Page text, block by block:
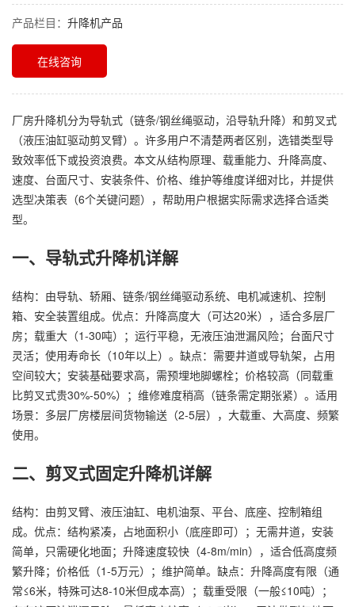
产品栏目： 升降机产品
在线咨询
厂房升降机分为导轨式（链条/钢丝绳驱动，沿导轨升降）和剪叉式
（液压油缸驱动剪叉臂）。许多用户不清楚两者区别，选错类型导
致效率低下或投资浪费。本文从结构原理、载重能力、升降高度、
速度、台面尺寸、安装条件、价格、维护等维度详细对比，并提供
选型决策表（6个关键问题），帮助用户根据实际需求选择合适类
型。
一、导轨式升降机详解
结构：由导轨、轿厢、链条/钢丝绳驱动系统、电机减速机、控制
箱、安全装置组成。优点：升降高度大（可达20米），适合多层厂
房；载重大（1-30吨）；运行平稳，无液压油泄漏风险；台面尺寸
灵活；使用寿命长（10年以上）。缺点：需要井道或导轨架，占用
空间较大；安装基础要求高，需预埋地脚螺栓；价格较高（同载重
比剪叉式贵30%-50%）；维修难度稍高（链条需定期张紧）。适用
场景：多层厂房楼层间货物输送（2-5层），大载重、大高度、频繁
使用。
二、剪叉式固定升降机详解
结构：由剪叉臂、液压油缸、电机油泵、平台、底座、控制箱组
成。优点：结构紧凑，占地面积小（底座即可）；无需井道，安装
简单，只需硬化地面；升降速度较快（4-8m/min），适合低高度频
繁升降；价格低（1-5万元）；维护简单。缺点：升降高度有限（通
常≤6米，特殊可达8-10米但成本高）；载重受限（一般≤10吨）；